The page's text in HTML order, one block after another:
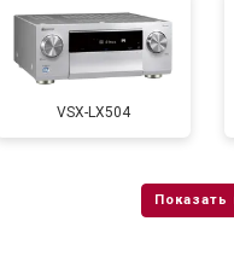
VSX-LX504